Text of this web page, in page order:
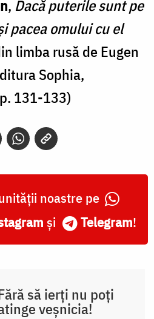
, Dacă puterile sunt pe
pacea omului cu el
limba rusă de Eugen
Sophia,
131-133)
noastre pe
și Telegram!
să ierți nu poți
veșnicia!